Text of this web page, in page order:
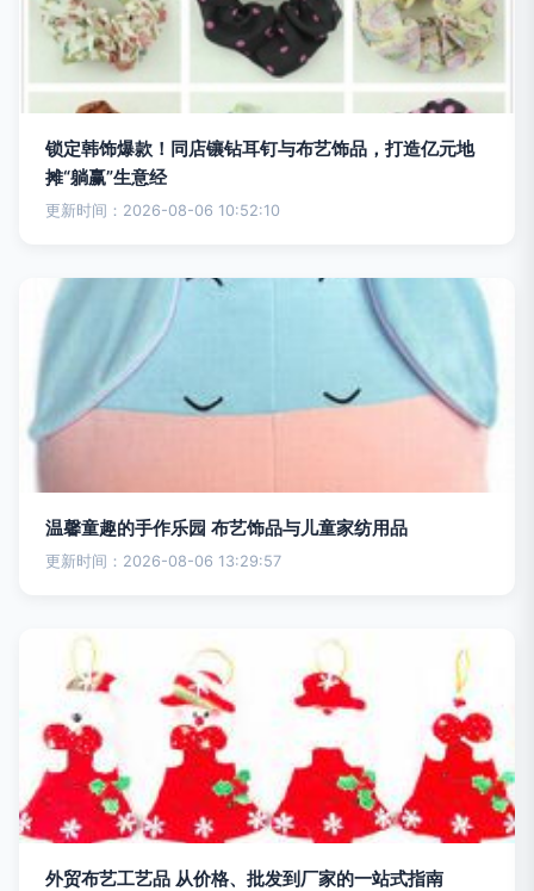
锁定韩饰爆款！同店镶钻耳钉与布艺饰品，打造亿元地
摊“躺赢”生意经
更新时间：2026-08-06 10:52:10
温馨童趣的手作乐园 布艺饰品与儿童家纺用品
更新时间：2026-08-06 13:29:57
外贸布艺工艺品 从价格、批发到厂家的一站式指南